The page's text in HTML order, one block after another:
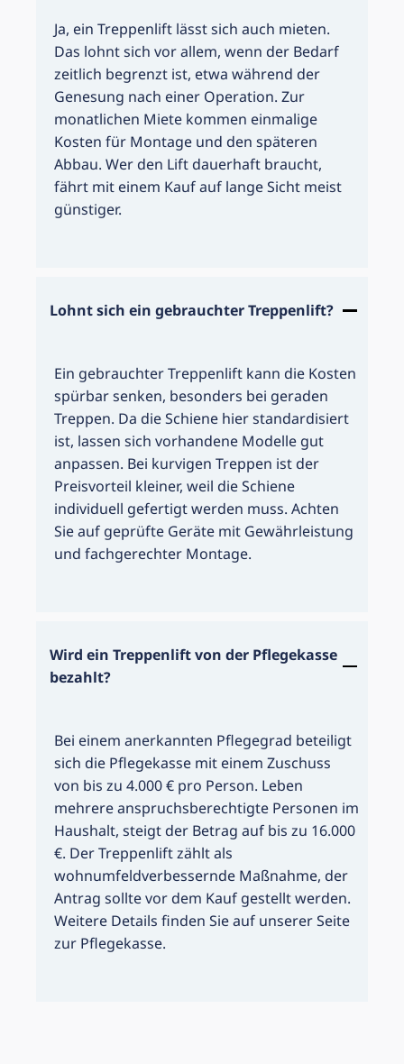
Ja, ein Treppenlift lässt sich auch mieten.
Das lohnt sich vor allem, wenn der Bedarf
zeitlich begrenzt ist, etwa während der
Genesung nach einer Operation. Zur
monatlichen Miete kommen einmalige
Kosten für Montage und den späteren
Abbau. Wer den Lift dauerhaft braucht,
fährt mit einem Kauf auf lange Sicht meist
günstiger.
Lohnt sich ein gebrauchter Treppenlift?
Ein gebrauchter Treppenlift kann die Kosten
spürbar senken, besonders bei geraden
Treppen. Da die Schiene hier standardisiert
ist, lassen sich vorhandene Modelle gut
anpassen. Bei kurvigen Treppen ist der
Preisvorteil kleiner, weil die Schiene
individuell gefertigt werden muss. Achten
Sie auf geprüfte Geräte mit Gewährleistung
und fachgerechter Montage.
Wird ein Treppenlift von der Pflegekasse
bezahlt?
Bei einem anerkannten Pflegegrad beteiligt
sich die Pflegekasse mit einem Zuschuss
von bis zu 4.000 € pro Person. Leben
mehrere anspruchsberechtigte Personen im
Haushalt, steigt der Betrag auf bis zu 16.000
€. Der Treppenlift zählt als
wohnumfeldverbessernde Maßnahme, der
Antrag sollte vor dem Kauf gestellt werden.
Weitere Details finden Sie auf unserer Seite
zur Pflegekasse.